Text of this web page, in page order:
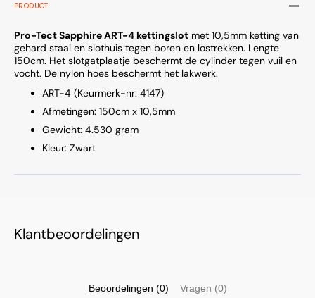
PRODUCT
Pro-Tect Sapphire ART-4 kettingslot met 10,5mm ketting van
gehard staal en slothuis tegen boren en lostrekken. Lengte
150cm. Het slotgatplaatje beschermt de cylinder tegen vuil en
vocht. De nylon hoes beschermt het lakwerk.
ART-4 (Keurmerk-nr: 4147)
Afmetingen: 150cm x 10,5mm
Gewicht: 4.530 gram
Kleur: Zwart
Klantbeoordelingen
Beoordelingen (0) Vragen (0)